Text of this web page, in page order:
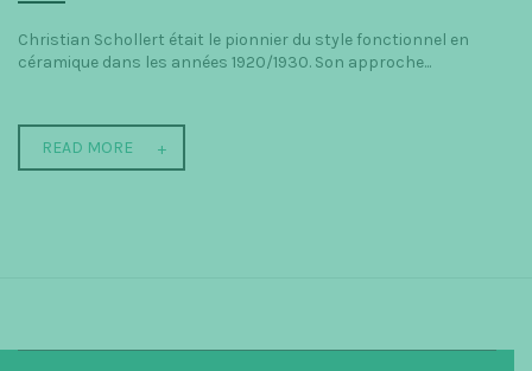
Christian Schollert était le pionnier du style fonctionnel en
céramique dans les années 1920/1930. Son approche...
READ MORE